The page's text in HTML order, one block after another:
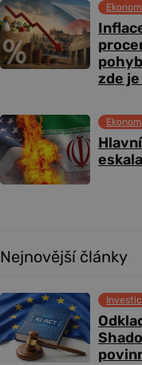
zde
Nejnovější články